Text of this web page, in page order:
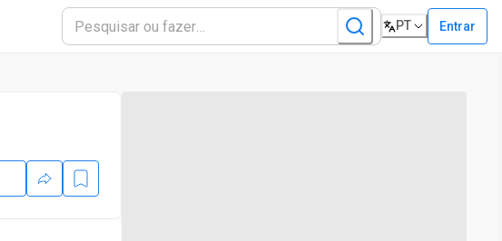
PT Entrar